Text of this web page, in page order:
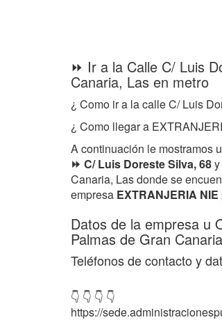
⏩ Ir a la Calle C/ Luis
Canaria, Las en metro
¿ Como ir a la calle C/ Luis
¿ Como llegar a
A continuación le mostramos
⏩ C/ Luis Doreste Silva, 68
Canaria, Las donde se
empresa EXTRANJERIA NIE
Datos de la empresa u
Palmas de Gran
Teléfonos de contacto y
👇 👇 👇 👇
https://